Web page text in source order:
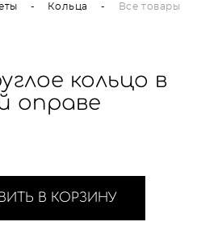
- Кольца - Все товары
кольцо в
оправе
В КОРЗИНУ